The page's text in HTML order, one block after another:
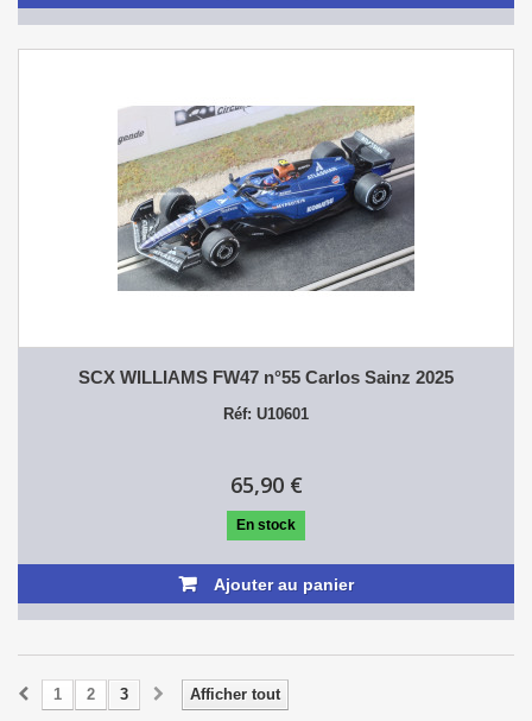
SCX WILLIAMS FW47 n°55 Carlos Sainz 2025
Réf: U10601
65,90 €
En stock
Ajouter au panier
Afficher tout
1 2 3